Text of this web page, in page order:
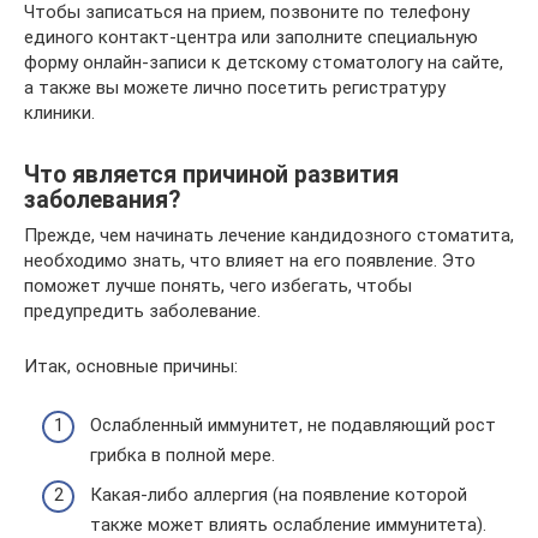
Чтобы записаться на прием, позвоните по телефону
единого контакт-центра или заполните специальную
форму онлайн-записи к детскому стоматологу на сайте,
а также вы можете лично посетить регистратуру
клиники.
Что является причиной развития
заболевания?
Прежде, чем начинать лечение кандидозного стоматита,
необходимо знать, что влияет на его появление. Это
поможет лучше понять, чего избегать, чтобы
предупредить заболевание.
Итак, основные причины:
Ослабленный иммунитет, не подавляющий рост
грибка в полной мере.
Какая-либо аллергия (на появление которой
также может влиять ослабление иммунитета).